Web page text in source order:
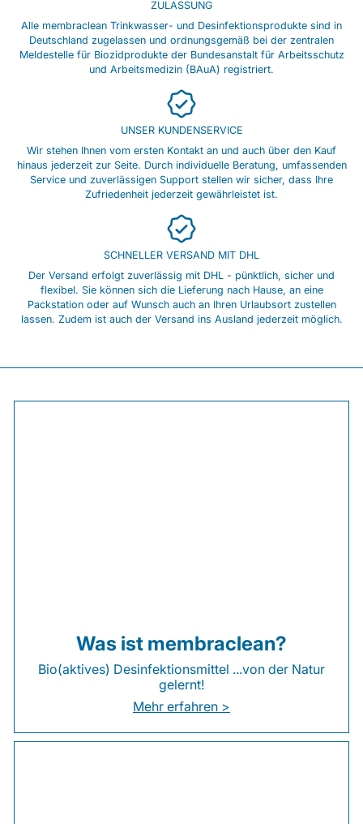
ZULASSUNG
Alle membraclean Trinkwasser- und Desinfektionsprodukte sind in
Deutschland zugelassen und ordnungsgemäß bei der zentralen
Meldestelle für Biozidprodukte der Bundesanstalt für Arbeitsschutz
und Arbeitsmedizin (BAuA) registriert.
UNSER KUNDENSERVICE
Wir stehen Ihnen vom ersten Kontakt an und auch über den Kauf
hinaus jederzeit zur Seite. Durch individuelle Beratung, umfassenden
Service und zuverlässigen Support stellen wir sicher, dass Ihre
Zufriedenheit jederzeit gewährleistet ist.
SCHNELLER VERSAND MIT DHL
Der Versand erfolgt zuverlässig mit DHL - pünktlich, sicher und
flexibel. Sie können sich die Lieferung nach Hause, an eine
Packstation oder auf Wunsch auch an Ihren Urlaubsort zustellen
lassen. Zudem ist auch der Versand ins Ausland jederzeit möglich.
Was ist membraclean?
Bio(aktives) Desinfektionsmittel ...von der Natur
gelernt!
Mehr erfahren >